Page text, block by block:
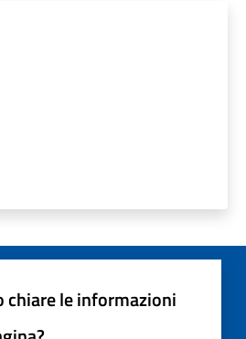
chiare le informazioni